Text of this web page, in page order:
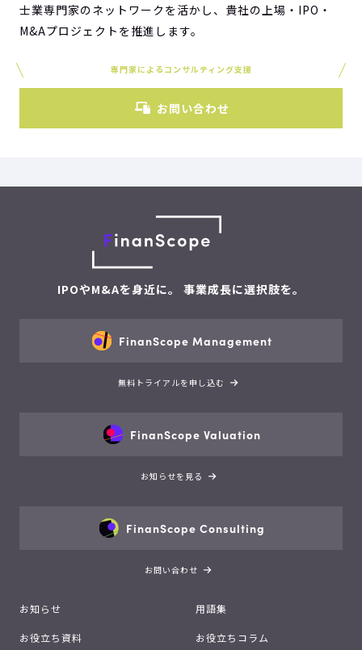
士業専門家のネットワークを活かし、貴社の上場・IPO・
M&Aプロジェクトを推進します。
専門家によるコンサルティング支援
お問い合わせ
IPOやM&Aを身近に。 事業成長に選択肢を。
FinanScope Management
無料トライアルを申し込む
FinanScope Valuation
お知らせを見る
FinanScope Consulting
お問い合わせ
お知らせ 用語集
お役立ち資料 お役立ちコラム